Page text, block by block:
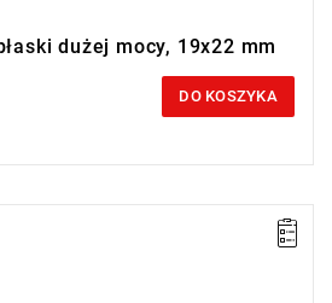
dużej mocy, 19x22 mm
DO KOSZYKA